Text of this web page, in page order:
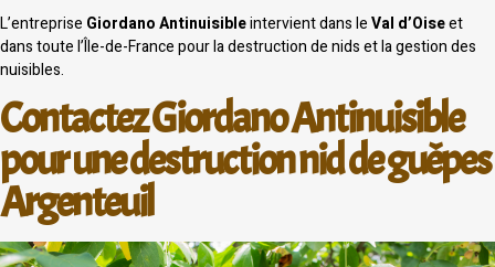
L’entreprise Giordano Antinuisibleintervient dans leVal d’Oiseet
dans toute l’Île-de-France pour la destruction de nids et la gestion des
nuisibles.
Contactez Giordano Antinuisible
pour une destruction nid de guêpes
Argenteuil